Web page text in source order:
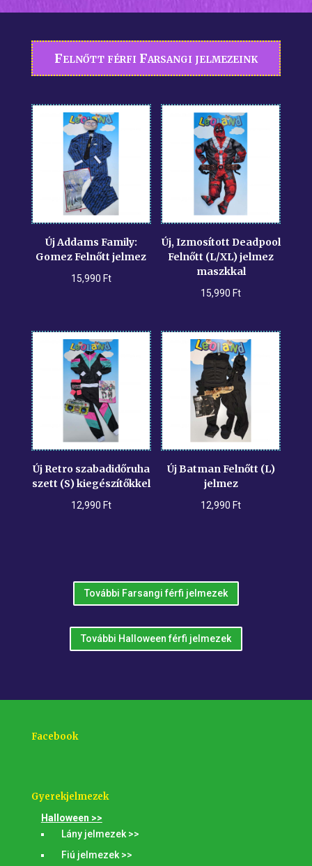
Felnőtt férfi Farsangi jelmezeink
Új Addams Family:
Gomez Felnőtt jelmez
15,990 Ft
Új, Izmosított Deadpool
Felnőtt (L/XL) jelmez
maszkkal
15,990 Ft
Új Retro szabadidőruha
szett (S) kiegészítőkkel
12,990 Ft
Új Batman Felnőtt (L)
jelmez
12,990 Ft
További Farsangi férfi jelmezek
További Halloween férfi jelmezek
Facebook
Gyerekjelmezek
Halloween >>
Lány jelmezek >>
Fiú jelmezek >>